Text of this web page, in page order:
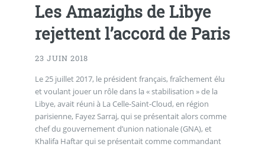
Les Amazighs de Libye
rejettent l’accord de Paris
23 JUIN 2018
Le 25 juillet 2017, le président français, fraîchement élu
et voulant jouer un rôle dans la « stabilisation » de la
Libye, avait réuni à La Celle-Saint-Cloud, en région
parisienne, Fayez Sarraj, qui se présentait alors comme
chef du gouvernement d’union nationale (GNA), et
Khalifa Haftar qui se présentait comme commandant